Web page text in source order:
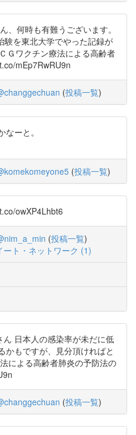
、何時も有難うございます。
験を東北大学でやった記録が
Ｇワクチン療法による高齢者
mEp7RwRU9n
(投稿一覧)
ーと。
(投稿一覧)
owXP4Lhbt6
(投稿一覧)
ート・ネットワーク (1)
日本人の感染率が未だに低
かもですが、見分頂ければと
による高齢者肺炎の予防法の
(投稿一覧)